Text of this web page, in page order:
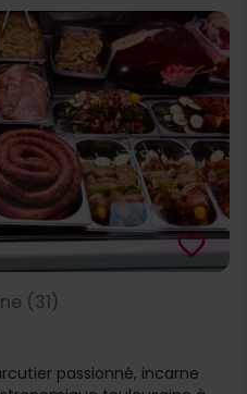
favorite_border
(31)
passionné, incarne